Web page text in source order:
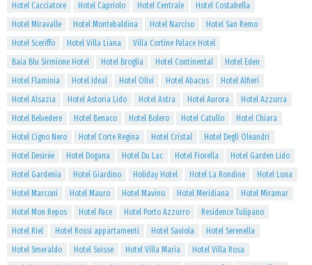
Hotel Cacciatore
Hotel Capriolo Hotel Centrale
Hotel Costabella
Hotel Miravalle
Hotel Montebaldina Hotel Narciso
Hotel San Remo
Hotel Sceriffo
Hotel Villa Liana
Villa Cortine Palace Hotel
Baia Blu Sirmione Hotel
Hotel Broglia Hotel Continental
Hotel Eden
Hotel Flaminia
Hotel Ideal Hotel Olivi Hotel Abacus
Hotel Alfieri
Hotel Alsazia
Hotel Astoria Lido Hotel Astra Hotel Aurora
Hotel Azzurra
Hotel Belvedere
Hotel Benaco Hotel Bolero Hotel Catullo
Hotel Chiara
Hotel Cigno Nero
Hotel Corte Regina Hotel Cristal
Hotel Degli Oleandri
Hotel Desirèe
Hotel Dogana Hotel Du Lac Hotel Fiorella
Hotel Garden Lido
Hotel Gardenia
Hotel Giardino Holiday Hotel Hotel La Rondine
Hotel Luna
Hotel Marconi
Hotel Mauro Hotel Mavino Hotel Meridiana
Hotel Miramar
Hotel Mon Repos
Hotel Pace Hotel Porto Azzurro
Residence Tulipano
Hotel Riel
Hotel Rossi appartamenti Hotel Saviola
Hotel Serenella
Hotel Smeraldo
Hotel Suisse Hotel Villa Maria
Hotel Villa Rosa